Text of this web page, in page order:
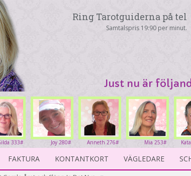
Ring Tarotguiderna på tel
Samtalspris 19:90 per minut.
Just nu är
Mia 253#
Anneth 276#
Joy 280#
333#
FAKTURA KONTANTKORT VÄGLEDARE